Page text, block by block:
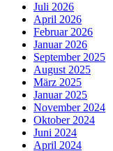
Juli 2026
April 2026
Februar 2026
Januar 2026
September 2025
August 2025
März 2025
Januar 2025
November 2024
Oktober 2024
Juni 2024
April 2024